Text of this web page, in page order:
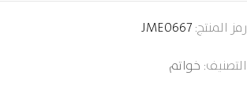
رمز المنتج:JME0667
التصنيف: خواتم